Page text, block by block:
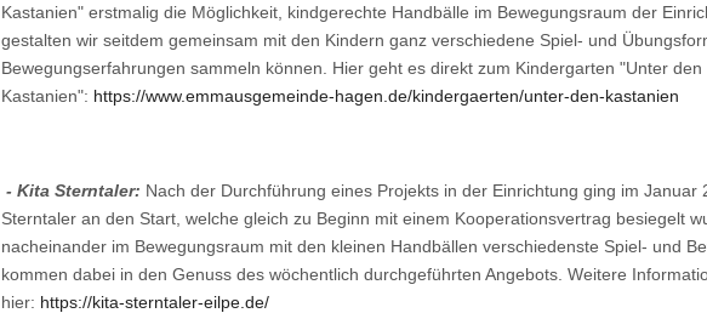
Kastanien" erstmalig die Möglichkeit, kindgerechte Handbälle im Bewegungsraum der
gestalten wir seitdem gemeinsam mit den Kindern ganz verschiedene Spiel- und
Bewegungserfahrungen sammeln können. Hier geht es direkt zum Kindergarten "Unter den
Kastanien": https://www.emmausgemeinde-hagen.de/kindergaerten/unter-den-kastanien
- Kita Sterntaler: Nach der Durchführung eines Projekts in der Einrichtung ging im
Sterntaler an den Start, welche gleich zu Beginn mit einem Kooperationsvertrag besiegelt
nacheinander im Bewegungsraum mit den kleinen Handbällen verschiedenste Spiel- und
kommen dabei in den Genuss des wöchentlich durchgeführten Angebots. Weitere
hier: https://kita-sterntaler-eilpe.de/